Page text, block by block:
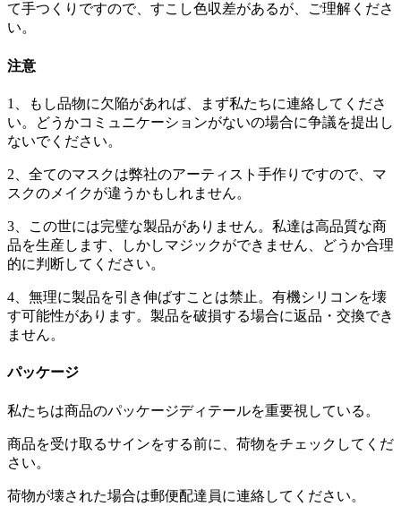
て手つくりですので、すこし色収差があるが、ご理解くださ
い。
注意
1、もし品物に欠陥があれば、まず私たちに連絡してくださ
い。どうかコミュニケーションがないの場合に争議を提出し
ないでください。
2、全てのマスクは弊社のアーティスト手作りですので、マ
スクのメイクが違うかもしれません。
3、この世には完璧な製品がありません。私達は高品質な商
品を生産します、しかしマジックができません、どうか合理
的に判断してください。
4、無理に製品を引き伸ばすことは禁止。有機シリコンを壊
す可能性があります。製品を破損する場合に返品・交換でき
ません。
パッケージ
私たちは商品のパッケージディテールを重要視している。
商品を受け取るサインをする前に、荷物をチェックしてくだ
さい。
荷物が壊された場合は郵便配達員に連絡してください。